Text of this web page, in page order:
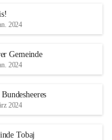
2024
Gemeinde
2024
2024
Tobaj